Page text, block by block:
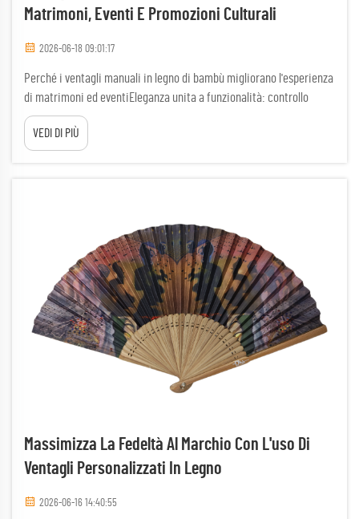
Matrimoni, Eventi E Promozioni Culturali
2026-06-18 09:01:17
Perché i ventagli manuali in legno di bambù migliorano l'esperienza
di matrimoni ed eventiEleganza unita a funzionalità: controllo
climatico e appeal fotograficoI ventagli manuali in legno di bambù
uniscono un'eleganza senza tempo a un'utilità pratica, soprattutto
nei matrimoni all'aperto e nelle celebrazioni culturali...
VEDI DI PIÙ
Massimizza La Fedeltà Al Marchio Con L'uso Di
Ventagli Personalizzati In Legno
2026-06-16 14:40:55